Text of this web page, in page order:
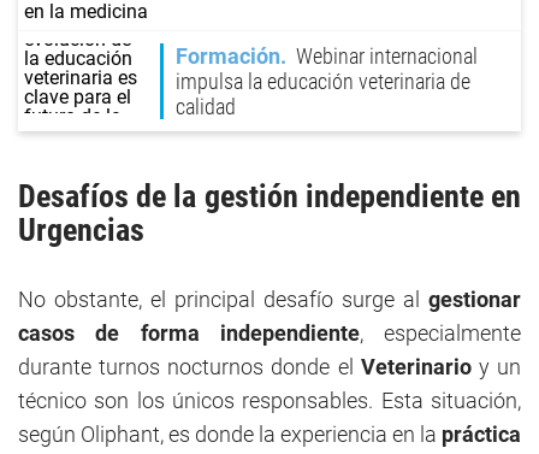
Formación
Webinar internacional
impulsa la educación veterinaria de
calidad
Desafíos de la gestión independiente en
Urgencias
No obstante, el principal desafío surge al gestionar
casos de forma independiente, especialmente
durante turnos nocturnos donde el Veterinarioy un
técnico son los únicos responsables. Esta situación,
según Oliphant, es donde la experiencia en la práctica